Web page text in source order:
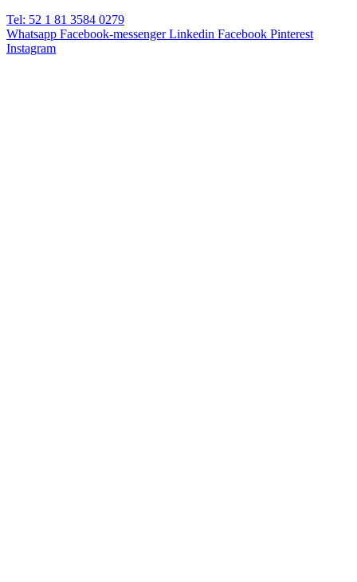
Tel: 52 1 81 3584 0279
Whatsapp Facebook-messenger Linkedin Facebook Pinterest
Instagram